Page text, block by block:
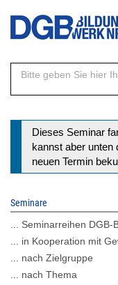
Direkt
Inhalt
Dieses Seminar
kannst aber unten
neuen Termin
Seminare
... Seminarreihen
... in Kooperation mit
... nach Zielgruppe
... nach Thema